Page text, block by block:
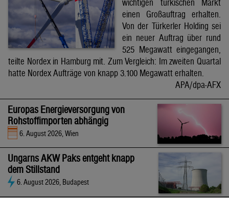
wichtigen türkischen Markt
einen Großauftrag erhalten.
Von der Türkerler Holding sei
ein neuer Auftrag über rund
525 Megawatt eingegangen,
teilte Nordex in Hamburg mit. Zum Vergleich: Im zweiten Quartal
hatte Nordex Aufträge von knapp 3.100 Megawatt erhalten.
APA/dpa-AFX
Europas Energieversorgung von
Rohstoffimporten abhängig
6. August 2026, Wien
Ungarns AKW Paks entgeht knapp
dem Stillstand
6. August 2026, Budapest